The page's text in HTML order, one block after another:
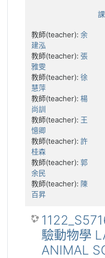
教師(teacher): 余
建泓
教師(teacher): 張
雅雯
教師(teacher): 徐
慧萍
教師(teacher): 楊
尚訓
教師(teacher): 王
憶卿
教師(teacher): 許
桂森
教師(teacher): 郭
余民
教師(teacher): 陳
百昇
驗動物學
ANIMAL